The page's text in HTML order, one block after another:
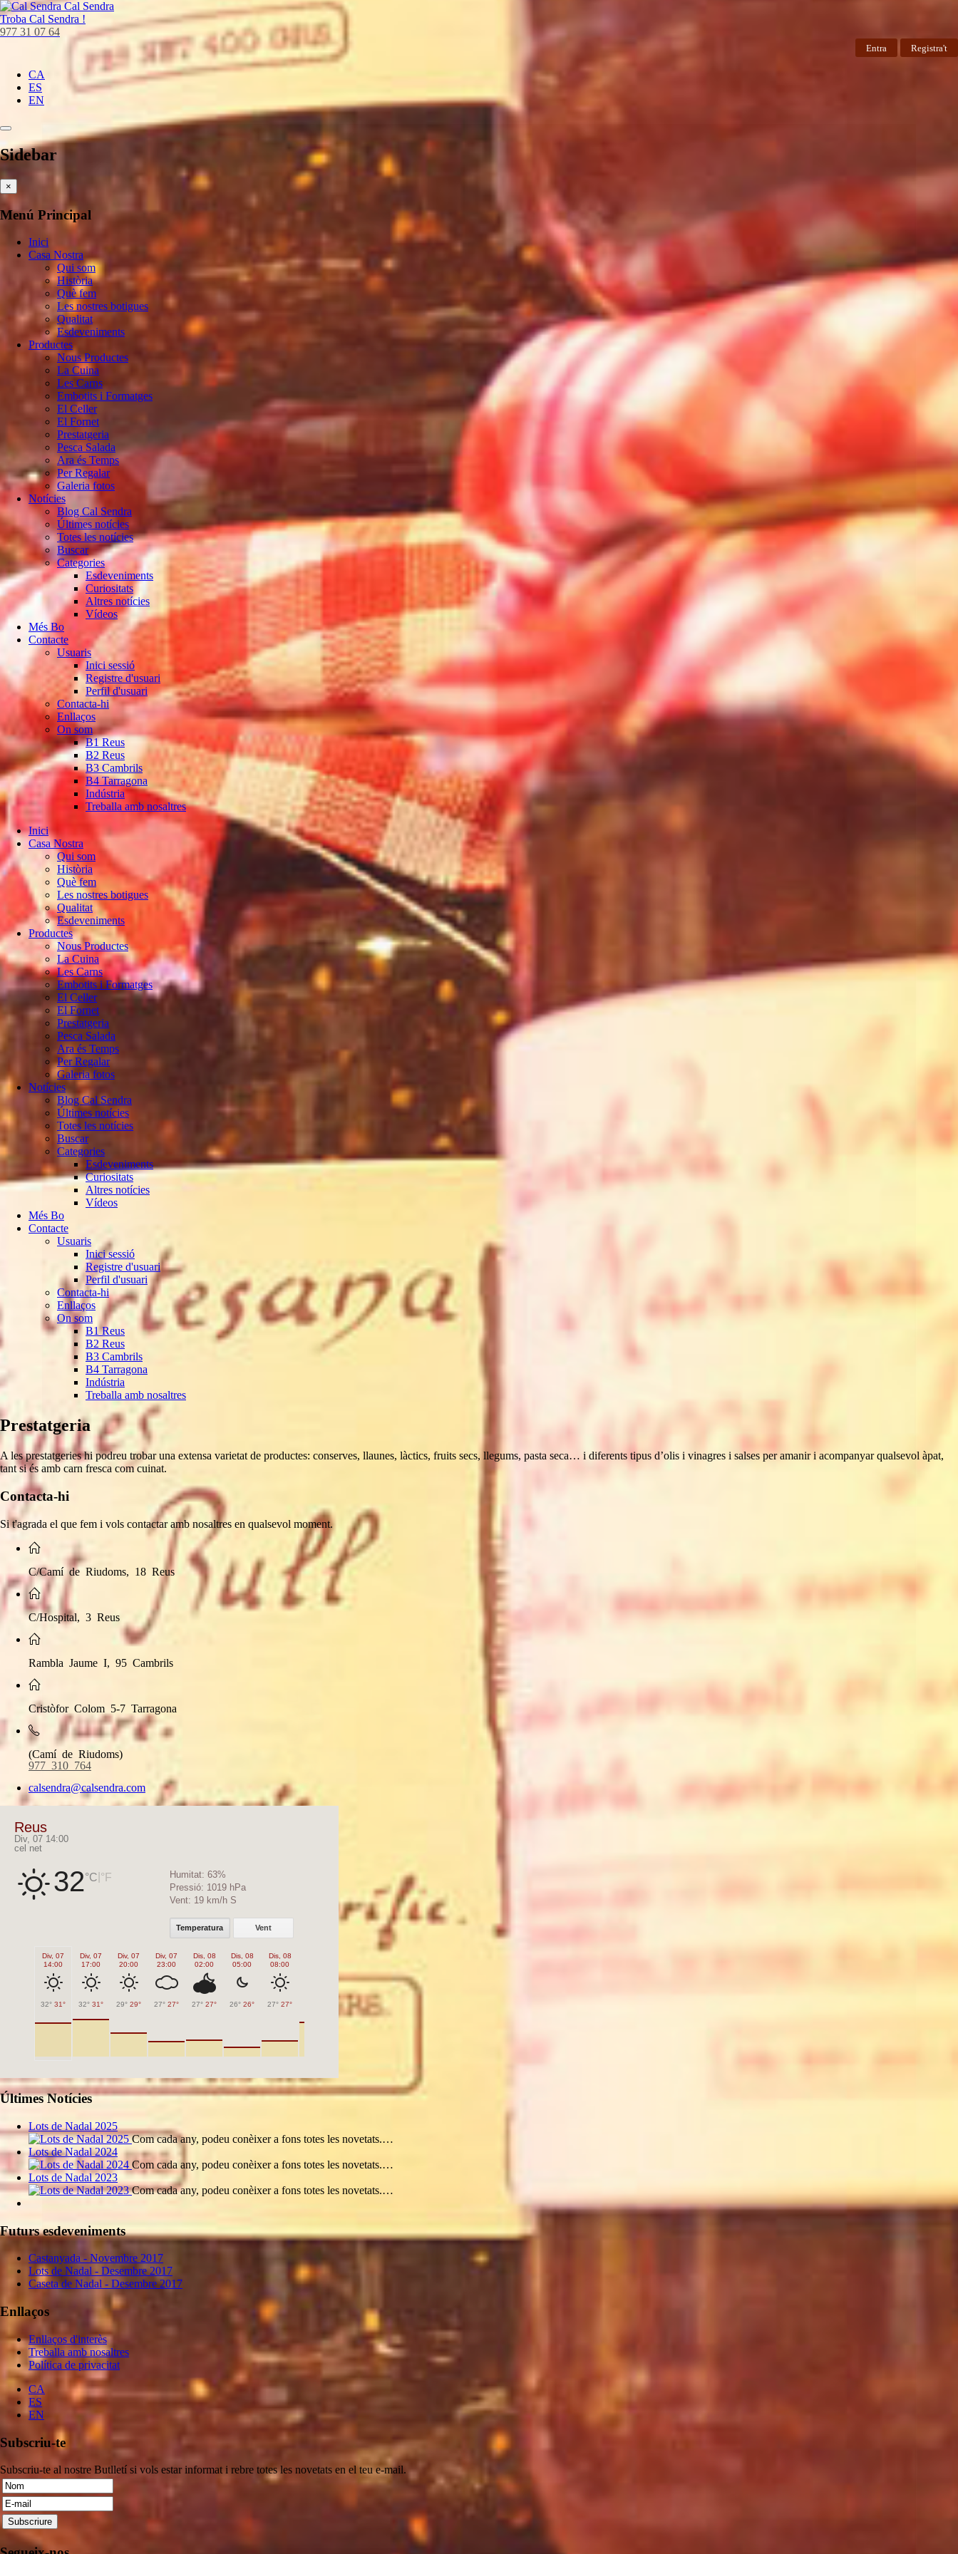
Cal Sendra
Troba Cal Sendra !
977 31 07 64
Entra Registra't
CA
ES
EN
Sidebar
×
Menú Principal
Inici
Casa Nostra
Qui som
Història
Què fem
Les nostres botigues
Qualitat
Esdeveniments
Productes
Nous Productes
La Cuina
Les Carns
Embotits i Formatges
El Celler
El Fornet
Prestatgeria
Pesca Salada
Ara és Temps
Per Regalar
Galeria fotos
Notícies
Blog Cal Sendra
Últimes notícies
Totes les notícies
Buscar
Categories
Esdeveniments
Curiositats
Altres notícies
Vídeos
Més Bo
Contacte
Usuaris
Inici sessió
Registre d'usuari
Perfil d'usuari
Contacta-hi
Enllaços
On som
B1 Reus
B2 Reus
B3 Cambrils
B4 Tarragona
Indústria
Treballa amb nosaltres
Inici
Casa Nostra
Qui som
Història
Què fem
Les nostres botigues
Qualitat
Esdeveniments
Productes
Nous Productes
La Cuina
Les Carns
Embotits i Formatges
El Celler
El Fornet
Prestatgeria
Pesca Salada
Ara és Temps
Per Regalar
Galeria fotos
Notícies
Blog Cal Sendra
Últimes notícies
Totes les notícies
Buscar
Categories
Esdeveniments
Curiositats
Altres notícies
Vídeos
Més Bo
Contacte
Usuaris
Inici sessió
Registre d'usuari
Perfil d'usuari
Contacta-hi
Enllaços
On som
B1 Reus
B2 Reus
B3 Cambrils
B4 Tarragona
Indústria
Treballa amb nosaltres
Prestatgeria
A les prestatgeries hi podreu trobar una extensa varietat de productes: conserves, llaunes, làctics, fruits secs, llegums, pasta seca… i diferents tipus d’olis i vinagres i salses per amanir i acompanyar qualsevol àpat,
tant si és amb carn fresca com cuinat.
Contacta-hi
Si t'agrada el que fem i vols contactar amb nosaltres en qualsevol moment.
C/Camí de Riudoms, 18 Reus
C/Hospital, 3 Reus
Rambla Jaume I, 95 Cambrils
Cristòfor Colom 5-7 Tarragona
(Camí de Riudoms)
977 310 764
calsendra@calsendra.com
Reus
Div, 07 14:00
cel net
32°C °F Humitat: 63%
Pressió: 1019 hPa
Vent: 19 km/h S
Temperatura Vent
Div, 07
14:00
32° 31°
Div, 07
17:00
32° 31°
Div, 07
20:00
29° 29°
Div, 07
23:00
27° 27°
Dis, 08
02:00
27° 27°
Dis, 08
05:00
26° 26°
Dis, 08
08:00
27° 27° 32° 32°
Últimes Notícies
Lots de Nadal 2025
Com cada any, podeu conèixer a fons totes les novetats.…
Lots de Nadal 2024
Com cada any, podeu conèixer a fons totes les novetats.…
Lots de Nadal 2023
Com cada any, podeu conèixer a fons totes les novetats.…
Futurs esdeveniments
Castanyada - Novembre 2017
Lots de Nadal - Desembre 2017
Caseta de Nadal - Desembre 2017
Enllaços
Enllaços d'interès
Treballa amb nosaltres
Política de privacitat
CA
ES
EN
Subscriu-te
Subscriu-te al nostre Butlletí si vols estar informat i rebre totes les novetats en el teu e-mail.